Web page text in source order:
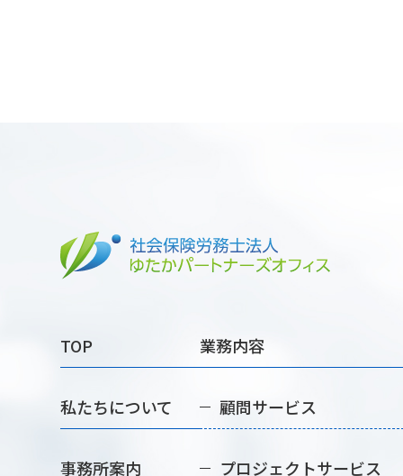
TOP
私たちについて
事務所案内
業務内容
顧問サービス
プロジェクトサービス